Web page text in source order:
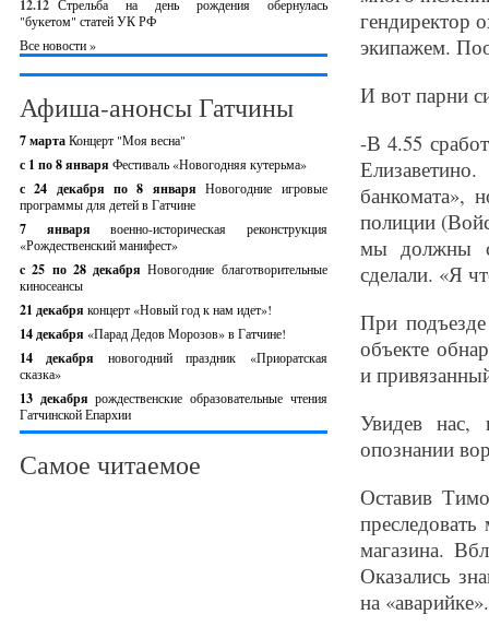
12.12 Стрельба на день рождения обернулась
"букетом" статей УК РФ
Все новости »
Афиша-анонсы Гатчины
7 мартаКонцерт "Моя весна"
с 1 по 8 января Фестиваль «Новогодняя кутерьма»
с 24 декабря по 8 январяНовогодние игровые
программы для детей в Гатчине
7 январявоенно-историческая реконструкция
«Рождественский манифест»
c 25 по 28 декабряНовогодние благотворительные
киносеансы
21 декабря концерт «Новый год к нам идет»!
14 декабря «Парад Дедов Морозов» в Гатчине!
14 декабря новогодний праздник «Приоратская
сказка»
13 декабрярождественские образовательные чтения
Гатчинской Епархии
Самое читаемое
гендиректор
экипажем.
И вот парни
-В 4.55
банкомата»,
полиции
мы должны
сделали. «Я
При
объекте
и
Увидев нас,
опознании
Оставив
магазина.
Оказались
на